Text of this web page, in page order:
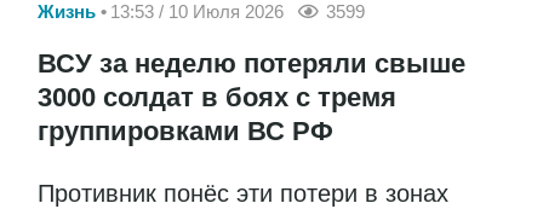
Жизнь 13:53 / 10 Июля 2026 3599
ВСУ за неделю потеряли свыше
3000 солдат в боях с тремя
группировками ВС РФ
Противник понёс эти потери в зонах